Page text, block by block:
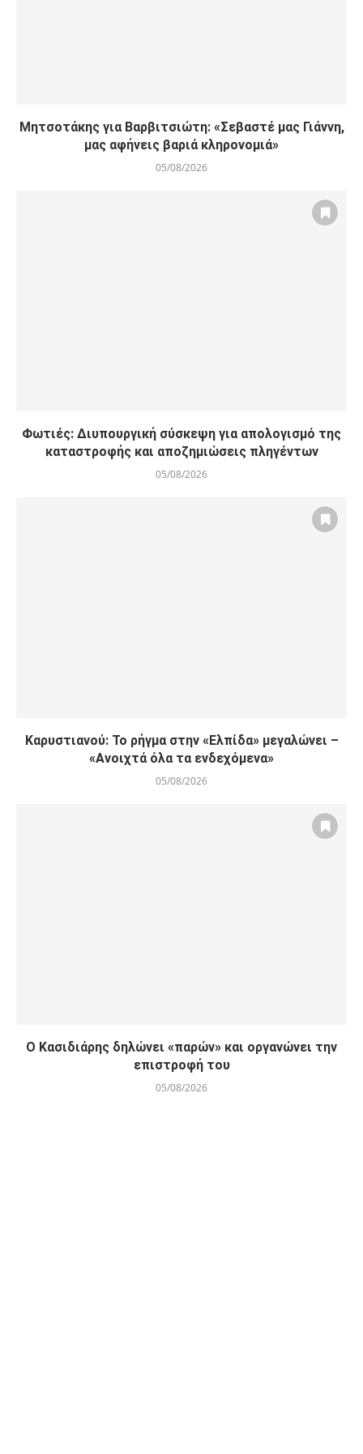
Μητσοτάκης για Βαρβιτσιώτη: «Σεβαστέ μας Γιάννη,
μας αφήνεις βαριά κληρονομιά»
05/08/2026
Φωτιές: Διυπουργική σύσκεψη για απολογισμό της
καταστροφής και αποζημιώσεις πληγέντων
05/08/2026
Καρυστιανού: Το ρήγμα στην «Ελπίδα» μεγαλώνει –
«Ανοιχτά όλα τα ενδεχόμενα»
05/08/2026
Ο Κασιδιάρης δηλώνει «παρών» και οργανώνει την
επιστροφή του
05/08/2026